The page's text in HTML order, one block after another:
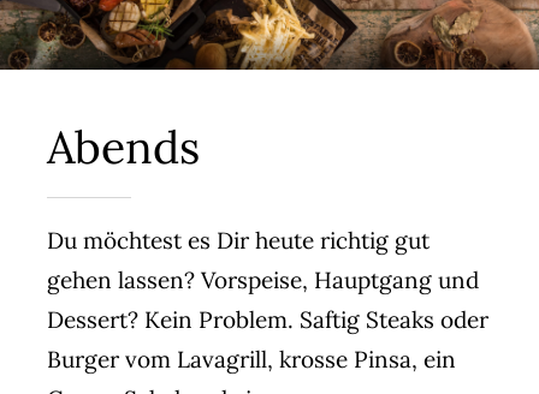
Abends
Du möchtest es Dir heute richtig gut
gehen lassen? Vorspeise, Hauptgang und
Dessert? Kein Problem. Saftig Steaks oder
Burger vom Lavagrill, krosse Pinsa, ein